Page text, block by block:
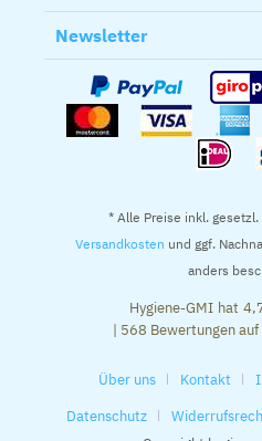
Newsletter
* Alle Preise inkl.
Versandkosten und ggf.
anders
Hygiene-GMI hat
| 568 Bewertungen
Über uns Kontakt
Datenschutz